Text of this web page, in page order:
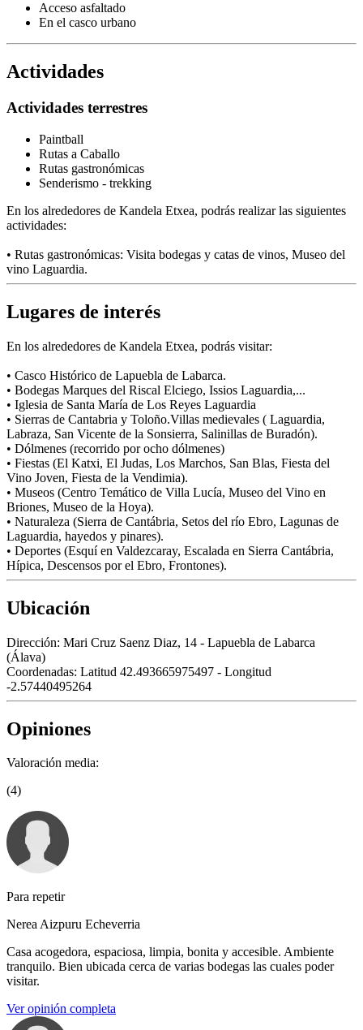
Acceso asfaltado
En el casco urbano
Actividades
Actividades terrestres
Paintball
Rutas a Caballo
Rutas gastronómicas
Senderismo - trekking
En los alrededores de Kandela Etxea, podrás realizar las siguientes
actividades:
• Rutas gastronómicas: Visita bodegas y catas de vinos, Museo del
vino Laguardia.
Lugares de interés
En los alrededores de Kandela Etxea, podrás visitar:
• Casco Histórico de Lapuebla de Labarca.
• Bodegas Marques del Riscal Elciego, Issios Laguardia,...
• Iglesia de Santa María de Los Reyes Laguardia
• Sierras de Cantabria y Toloño.Villas medievales ( Laguardia,
Labraza, San Vicente de la Sonsierra, Salinillas de Buradón).
• Dólmenes (recorrido por ocho dólmenes)
• Fiestas (El Katxi, El Judas, Los Marchos, San Blas, Fiesta del
Vino Joven, Fiesta de la Vendimia).
• Museos (Centro Temático de Villa Lucía, Museo del Vino en
Briones, Museo de la Hoya).
• Naturaleza (Sierra de Cantábria, Setos del río Ebro, Lagunas de
Laguardia, hayedos y pinares).
• Deportes (Esquí en Valdezcaray, Escalada en Sierra Cantábria,
Hípica, Descensos por el Ebro, Frontones).
Ubicación
Dirección: Mari Cruz Saenz Diaz, 14 - Lapuebla de Labarca
(Álava)
Coordenadas: Latitud 42.493665975497 - Longitud
-2.57440495264
Opiniones
Valoración media:
(4)
Para repetir
Nerea Aizpuru Echeverria
Casa acogedora, espaciosa, limpia, bonita y accesible. Ambiente
tranquilo. Bien ubicada cerca de varias bodegas las cuales poder
visitar.
Ver opinión completa